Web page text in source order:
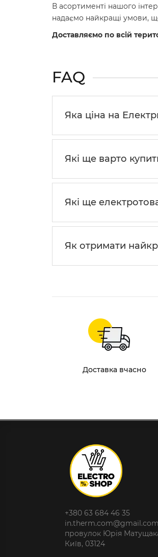
В асортименті нашого
надаємо найкращі умови,
Доставляємо по всій
FAQ
Яка ціна на
Які ще варто
Які ще
Як отримати
Доставка вчасно
+380 63 684 46 35
in.therm.com@gmail.com
провулок Юрія
Київ, 03124